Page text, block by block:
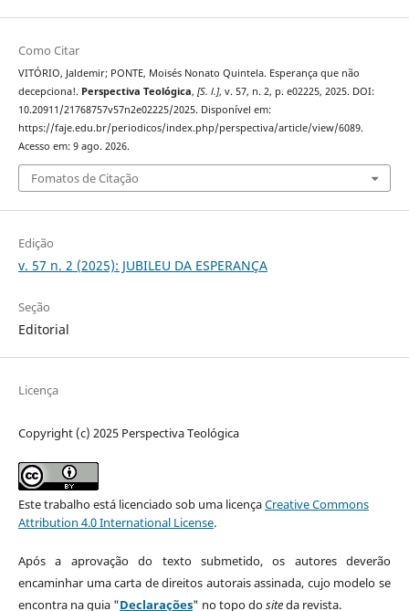
Como Citar
VITÓRIO, Jaldemir; PONTE, Moisés Nonato Quintela. Esperança que não
decepciona!. Perspectiva Teológica, [S. l.], v. 57, n. 2, p. e02225, 2025. DOI:
10.20911/21768757v57n2e02225/2025. Disponível em:
https://faje.edu.br/periodicos/index.php/perspectiva/article/view/6089.
Acesso em: 9 ago. 2026.
Fomatos de Citação
Edição
v. 57 n. 2 (2025): JUBILEU DA ESPERANÇA
Seção
Editorial
Licença
Copyright (c) 2025 Perspectiva Teológica
Este trabalho está licenciado sob uma licençaCreative Commons
Attribution 4.0 International License.
Após a aprovação do texto submetido, os autores deverão
encaminhar uma carta de direitos autorais assinada, cujo modelo se
encontra na guia "Declarações" no topo dositeda revista.